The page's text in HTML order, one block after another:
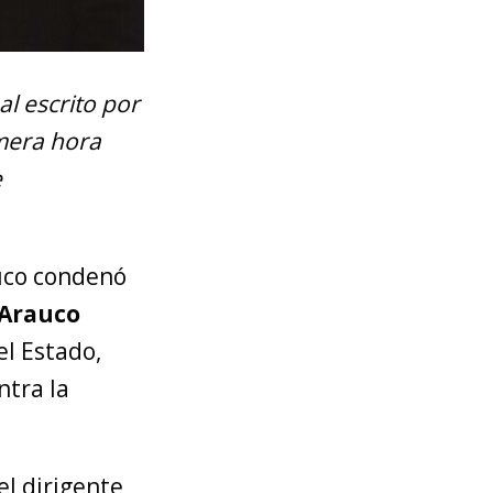
escrito por
hora
condenó
Estado,
la
dirigente